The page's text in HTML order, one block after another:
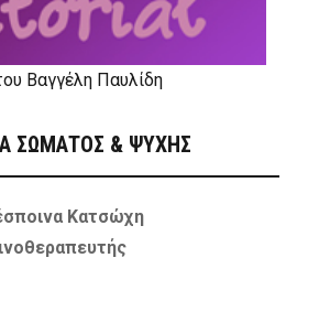
Βαγγέλη Παυλίδη
ΣΩΜΑΤΟΣ & ΨΥΧΗΣ
Κατσώχη